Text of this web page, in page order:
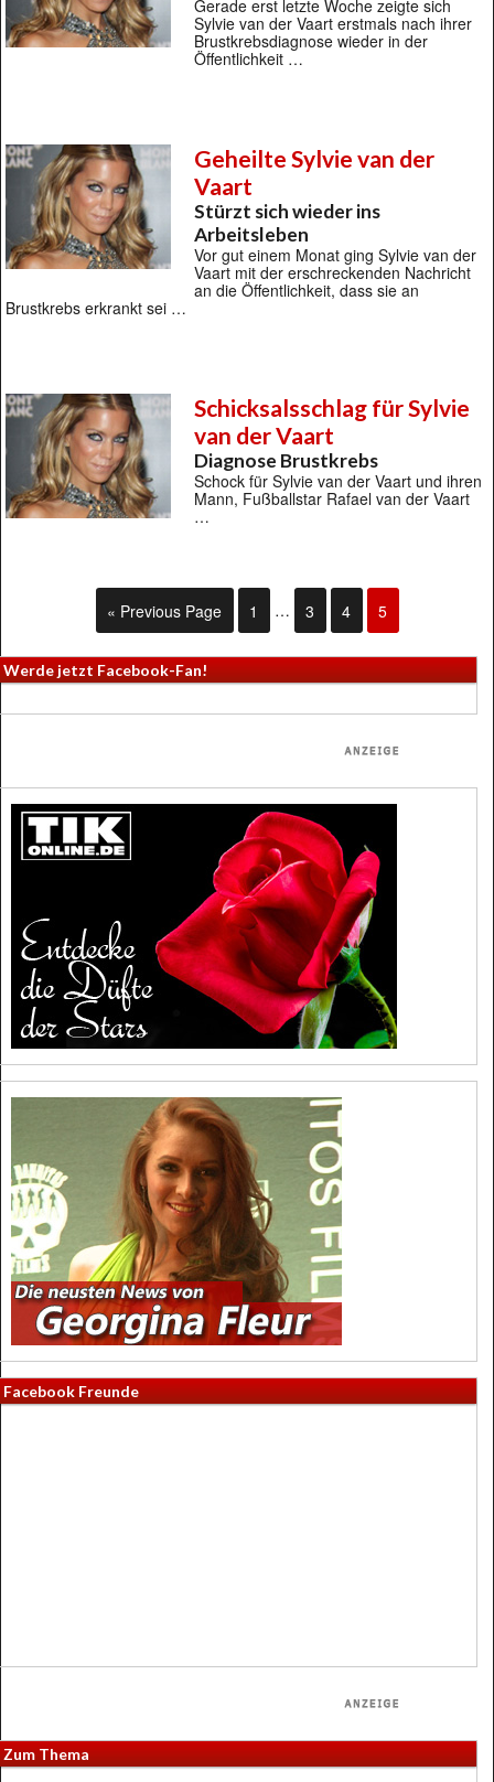
Gerade erst letzte Woche zeigte sich
Sylvie van der Vaart erstmals nach ihrer
Brustkrebsdiagnose wieder in der
Öffentlichkeit …
Geheilte Sylvie van der
Vaart
Stürzt sich wieder ins
Arbeitsleben
Vor gut einem Monat ging Sylvie van der
Vaart mit der erschreckenden Nachricht
an die Öffentlichkeit, dass sie an
Brustkrebs erkrankt sei …
Schicksalsschlag für Sylvie
van der Vaart
Diagnose Brustkrebs
Schock für Sylvie van der Vaart und ihren
Mann, Fußballstar Rafael van der Vaart
…
« Previous Page 1 … 3 4 5
Werde jetzt Facebook-Fan!
Facebook Freunde
Zum Thema